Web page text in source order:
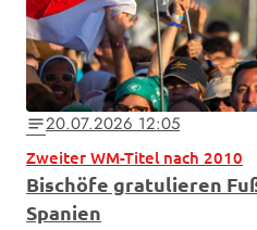
notes20.07.2026 12:05
Zweiter WM-Titel nach 2010
Bischöfe gratulieren
Spanien